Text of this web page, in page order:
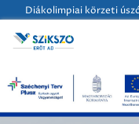
Diákolimpiai körzeti